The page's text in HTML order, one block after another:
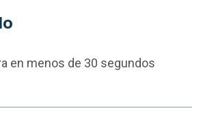
en menos de 30 segundos